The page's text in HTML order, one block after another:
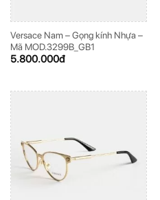
Versace Nam – Gọng kính Nhựa –
Mã MOD.3299B_GB1
5.800.000đ